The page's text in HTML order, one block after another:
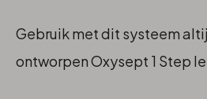
Gebruik met dit systeem
ontworpen Oxysept 1 Step